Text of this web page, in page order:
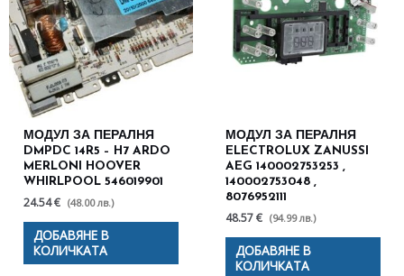
МОДУЛ ЗА ПЕРАЛНЯ
DMPDC 14R5 – H7 ARDO
MERLONI HOOVER
WHIRLPOOL 546019901
24.54 € (48.00 лв.)
ДОБАВЯНЕ В
КОЛИЧКАТА
МОДУЛ ЗА ПЕРАЛНЯ
ELECTROLUX ZANUSSI
AEG 140002753253 ,
140002753048 ,
8076952111
48.57 € (94.99 лв.)
ДОБАВЯНЕ В
КОЛИЧКАТА